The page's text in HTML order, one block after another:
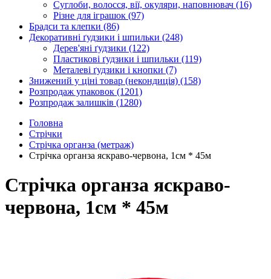
Суглоби, волосся, вії, окуляри, наповнювач (16)
Різне для іграшок (97)
Брадси та клепки (86)
Декоративні ґудзики і шпильки (248)
Дерев'яні ґудзики (122)
Пластикові ґудзики і шпильки (119)
Металеві ґудзики і кнопки (7)
Знижений у ціні товар (некондиція) (158)
Розпродаж упаковок (1201)
Розпродаж залишків (1280)
Головна
Стрічки
Стрічка органза (метраж)
Стрічка органза яскраво-червона, 1см * 45м
Стрічка органза яскраво-
червона, 1см * 45м